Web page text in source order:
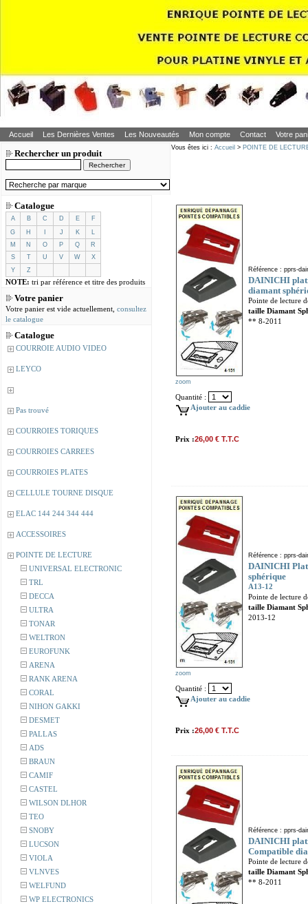
Accueil Les Dernières Ventes Les Nouveautés Mon compte Contact Votre
Rechercher un produit
Catalogue
A B C D E
F
G
H J K
L
M
N O P Q
R
S
T U V W
X
Y
Z
NOTE: tri par référence et titre des produits
Votre panier
Votre panier est vide actuellement, consultez
le catalogue
Catalogue
COURROIE AUDIO VIDEO
LEYCO
Pas trouvé
COURROIES TORIQUES
COURROIES CARREES
COURROIES PLATES
CELLULE TOURNE DISQUE
ELAC 144 244 344 444
ACCESSOIRES
POINTE DE LECTURE
UNIVERSAL ELECTRONIC
TRL
DECCA
ULTRA
TONAR
WELTRON
EUROFUNK
ARENA
RANK ARENA
CORAL
NIHON GAKKI
DESMET
PALLAS
ADS
BRAUN
CAMIF
CASTEL
WILSON DLHOR
TEO
SNOBY
LUCSON
VIOLA
VLNVES
WELFUND
WP ELECTRONICS
Vous êtes ici : Accueil > POINTE DE
zoom
Référence : pprs-
DAINICHI
diamant
Pointe de lecture
taille Diamant
** 8-2011
Quantité :
Ajouter au caddie
Prix :26,00 € T.T.C
zoom
Référence : pprs-
DAINICHI
sphérique
A13-12
Pointe de lecture
taille Diamant
2013-12
Quantité :
Ajouter au caddie
Prix :26,00 € T.T.C
Référence : pprs-
DAINICHI
Compatible
Pointe de lecture
taille Diamant
** 8-2011